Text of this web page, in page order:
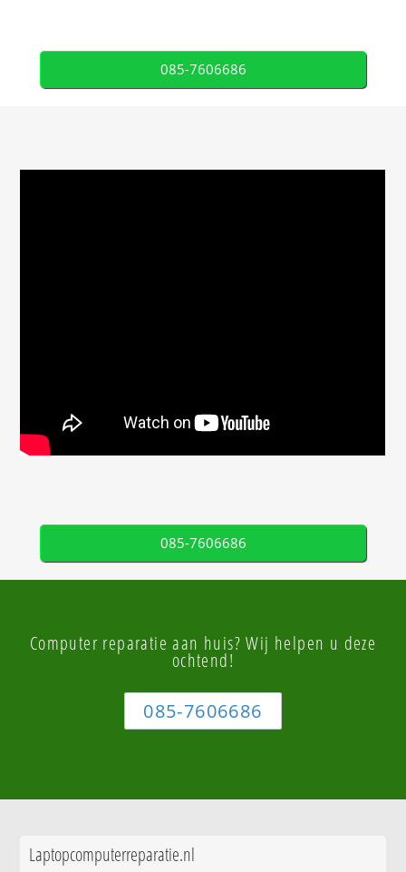
085-7606686
085-7606686
Computer reparatie aan huis? Wij helpen u deze
ochtend!
085-7606686
Laptopcomputerreparatie.nl